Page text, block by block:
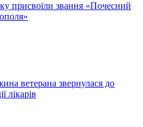
присвоїли звання «Почесний
ветерана звернулася до
лікарів